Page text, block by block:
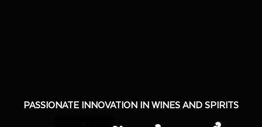
PASSIONATE INNOVATION IN WINES AND SPIRITS
PASSIONATE INNOVATION IN WINES AND SPIRITS